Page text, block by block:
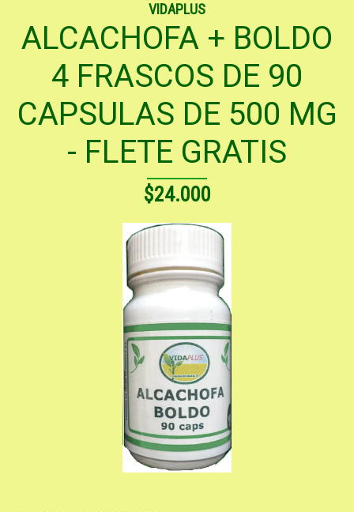
VIDAPLUS
ALCACHOFA + BOLDO
4 FRASCOS DE 90
CAPSULAS DE 500 MG
- FLETE GRATIS
$24.000